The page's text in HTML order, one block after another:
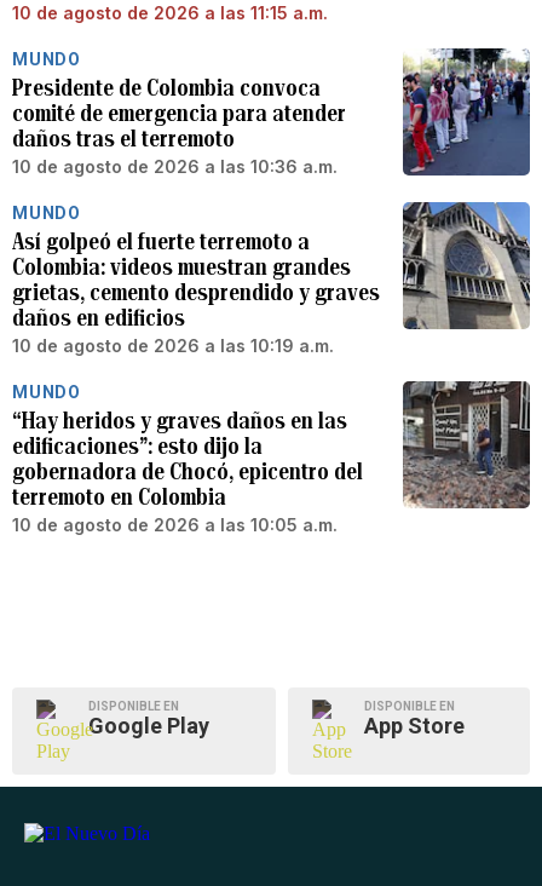
10 de agosto de 2026 a las 11:15 a.m.
MUNDO
Presidente de Colombia convoca
comité de emergencia para atender
daños tras el terremoto
10 de agosto de 2026 a las 10:36 a.m.
MUNDO
Así golpeó el fuerte terremoto a
Colombia: videos muestran grandes
grietas, cemento desprendido y graves
daños en edificios
10 de agosto de 2026 a las 10:19 a.m.
MUNDO
“Hay heridos y graves daños en las
edificaciones”: esto dijo la
gobernadora de Chocó, epicentro del
terremoto en Colombia
10 de agosto de 2026 a las 10:05 a.m.
DISPONIBLE EN
Google Play
DISPONIBLE EN
App Store